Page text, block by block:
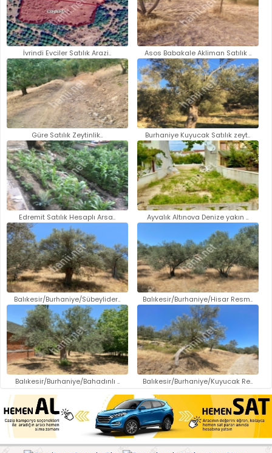
İvrindi Evciler Satılık Arazi.. Asos Babakale Akliman Satılık ..
Güre Satılık Zeytinlik.. Burhaniye Kuyucak Satılık zeyt..
Edremit Satılık Hesaplı Arsa.. Ayvalık Altınova Denize yakın ..
Balıkesir/Burhaniye/Sübeylider.. Balıkesir/Burhaniye/Hisar Resm..
Balıkesir/Burhaniye/Bahadınlı .. Balıkesir/Burhaniye/Kuyucak Re..